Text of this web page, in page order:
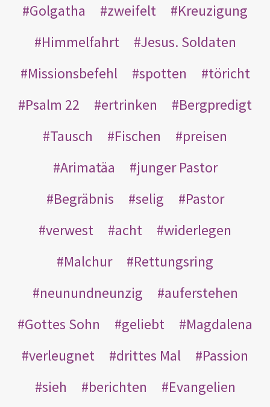
Golgatha
zweifelt
Kreuzigung
Himmelfahrt
Jesus. Soldaten
Missionsbefehl
spotten
töricht
Psalm 22
ertrinken
Bergpredigt
Tausch
Fischen
preisen
Arimatäa
junger Pastor
Begräbnis
selig
Pastor
verwest
acht
widerlegen
Malchur
Rettungsring
neunundneunzig
auferstehen
Gottes Sohn
geliebt
Magdalena
verleugnet
drittes Mal
Passion
sieh
berichten
Evangelien